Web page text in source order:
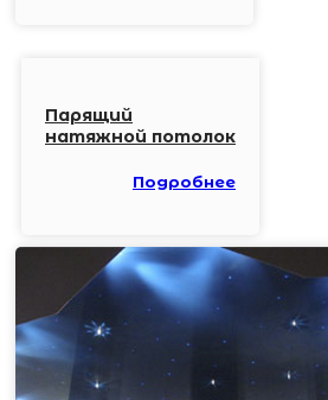
Парящий
натяжной потолок
Подробнее